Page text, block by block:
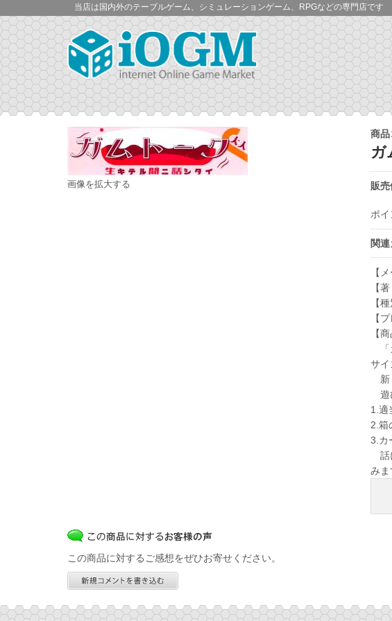
当店は国内外のテーブルゲーム、シミュレーションゲーム、RPGなどの専門店です
画像を拡大する
商品
ガ
販
ポイ
関連
【
【
【
【
【
「
サイ
新
遊
1.適
2.箱
3.カ
話
みま
この商品に対するご感想をぜひお寄せください。